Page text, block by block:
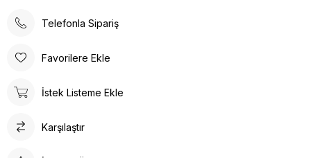
bulundurarak sipariş vermenizi öneririz.
• 30°’de kısa programda yıkanılması önerilir. 30 derece üstü
Telefonla Sipariş
Favorilere Ekle
İstek Listeme Ekle
Karşılaştır